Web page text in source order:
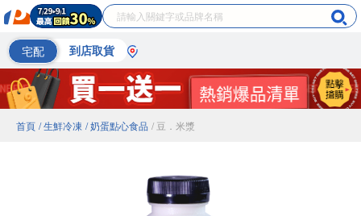
宅配 到店取貨
首頁 / 生鮮冷凍 / 奶蛋點心食品 / 豆．米漿